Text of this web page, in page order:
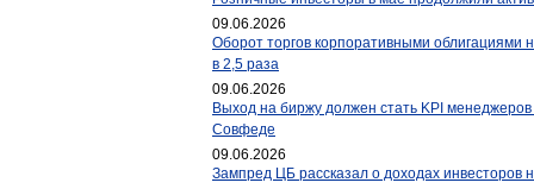
09.06.2026
Оборот торгов корпоративными облигациями
в 2,5 раза
09.06.2026
Выход на биржу должен стать KPI менеджеров
Совфеде
09.06.2026
Зампред ЦБ рассказал о доходах инвесторов